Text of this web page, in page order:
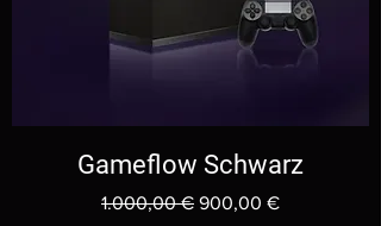
Gameflow Schwarz
Standardpreis
1.000,00 € Sale-Preis
900,00 €